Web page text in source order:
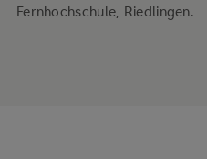
Fernhochschule, Riedlingen.